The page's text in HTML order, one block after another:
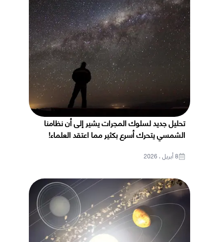
تحليل جديد لسلوك المجرات يشير إلى أن نظامنا
الشمسي يتحرك أسرع بكثير مما اعتقد العلماء!
8 أبريل ، 2026